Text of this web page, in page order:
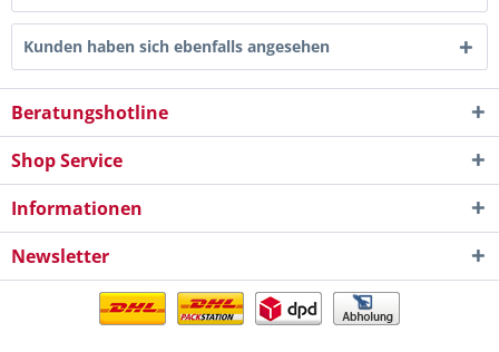
Kunden haben sich ebenfalls angesehen
Beratungshotline
Shop Service
Informationen
Newsletter